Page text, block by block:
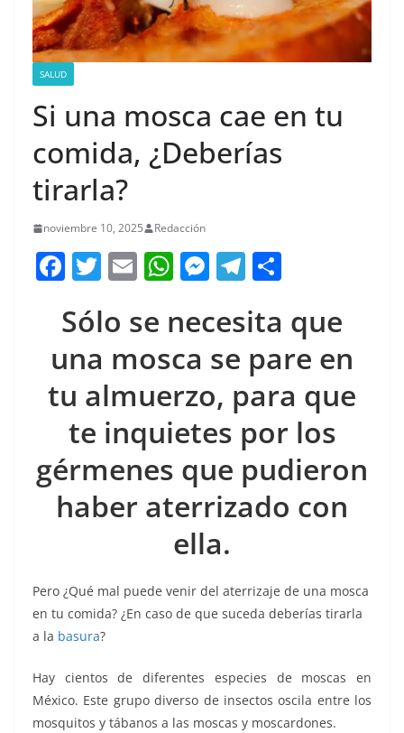
SALUD
Si una mosca cae en tu
comida, ¿Deberías
tirarla?
noviembre 10, 2025 Redacción
F
c
e
b
o
o
k
T
itt
er
E
ai
l
W
at
s
A
p
p
M
ss
e
n
g
er
T
e
gr
a
m
m
p
ar
tir
Sólo se necesita que
una mosca se pare en
tu almuerzo, para que
te inquietes por los
gérmenes que pudieron
haber aterrizado con
ella.
Pero ¿Qué mal puede venir del aterrizaje de una mosca
en tu comida? ¿En caso de que suceda deberías tirarla
a la basura?
Hay cientos de diferentes especies de moscas en
México. Este grupo diverso de insectos oscila entre los
mosquitos y tábanos a las moscas y moscardones.